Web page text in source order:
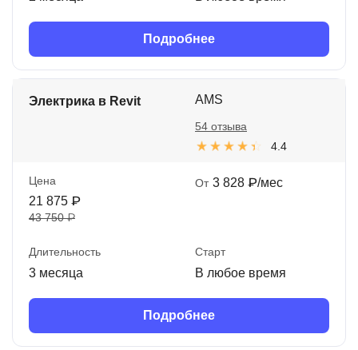
Подробнее
Электрика в Revit AMS
4.4
54 отзыва
Цена
21 875 ₽
43 750 ₽
От 3 828 ₽/мес
Длительность
3 месяца
Старт
В любое время
Подробнее